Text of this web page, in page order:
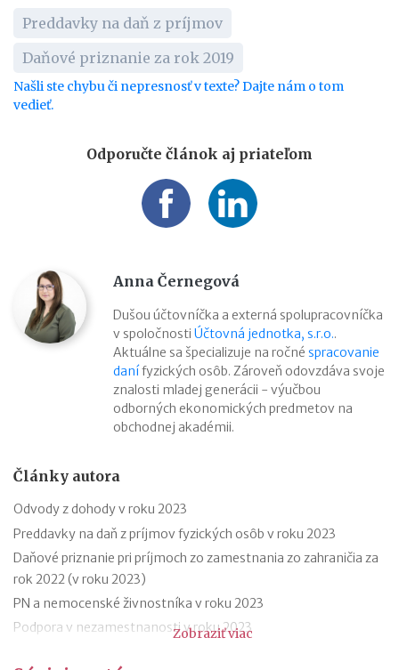
Preddavky na daň z príjmov
Daňové priznanie za rok 2019
Našli ste chybu či nepresnosť v texte? Dajte nám o tom
vedieť.
Odporučte článok aj priateľom
Anna Černegová
Dušou účtovníčka a externá spolupracovníčka
v spoločnosti Účtovná jednotka, s.r.o..
Aktuálne sa špecializuje na ročné spracovanie
danífyzických osôb. Zároveň odovzdáva svoje
znalosti mladej generácii - výučbou
odborných ekonomických predmetov na
obchodnej akadémii.
Články autora
Odvody z dohody v roku 2023
Preddavky na daň z príjmov fyzických osôb v roku 2023
Daňové priznanie pri príjmoch zo zamestnania zo zahraničia za
rok 2022 (v roku 2023)
PN a nemocenské živnostníka v roku 2023
Podpora v nezamestnanosti v roku 2023
Zobraziť viac